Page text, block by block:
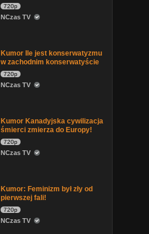
720p
NCzas TV
Kumor Ile jest konserwatyzmu
w zachodnim konserwatyście
720p
NCzas TV
Kumor Kanadyjska cywilizacja
śmierci zmierza do Europy!
720p
NCzas TV
Kumor: Feminizm był zły od
pierwszej fali!
720p
NCzas TV